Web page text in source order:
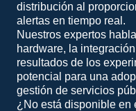
distribución al
alertas en tiempo real.
Nuestros expertos
hardware, la
resultados de los
potencial para una
gestión de servicios
¿No está disponible en